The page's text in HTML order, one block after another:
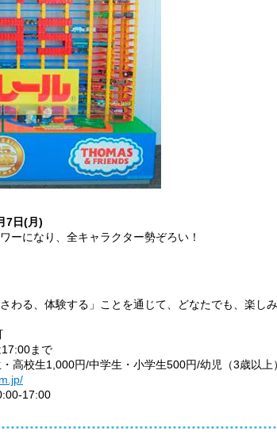
7日(月)
ーになり、全キャラクター勢ぞろい！
わる、体験する」ことを通じて、どなたでも、楽し
まで
高校生1,000円/中学生・小学生500円/幼児（3歳以上
17:00